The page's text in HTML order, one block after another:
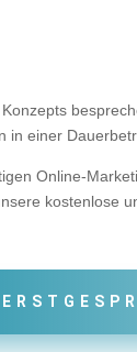
in einer
Online-
kostenlose